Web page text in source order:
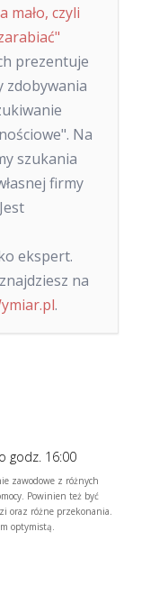
mało, czyli
prezentuje
zdobywania
Na
szukania
firmy
ekspert.
na
.
godz. 16:00
zawodowe z różnych
Powinien też być
oraz różne przekonania.
optymistą.